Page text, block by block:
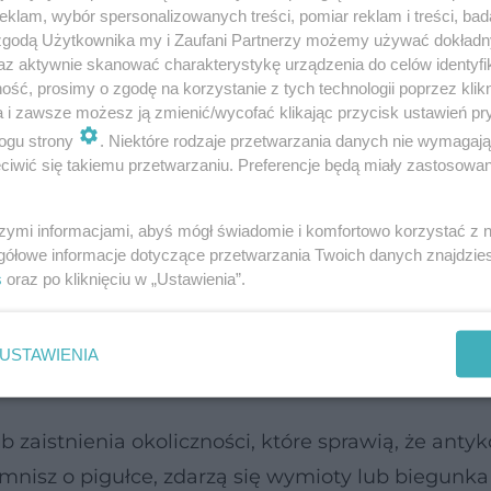
- A jak antykoncepcja
ale wybranie i zastosowanie jakiejś
przed rozpaczliwym pytaniem: o Boże czy
- trzeba zadziałać wcześniej:
dobrać pigułkę i zacząć ją zażywać. Gdy
ale też umieć użyć. Seksuologia zna przypadki
zastosowanie jest wysoce nieskuteczne.
dla młodzieży
zaistnienia okoliczności, które sprawią, że
o pigułce, zdarzą się wymioty lub
wybór spersonalizowanych treści, pomiar reklam i treści,
Użytkownika my i Zaufani Partnerzy możemy używać
aktywnie skanować charakterystykę urządzenia do celów
prosimy o zgodę na korzystanie z tych technologii poprzez
i zawsze możesz ją zmienić/wycofać klikając przycisk ustawień
strony
. Niektóre rodzaje przetwarzania danych nie
się takiemu przetwarzaniu. Preferencje będą miały
informacjami, abyś mógł świadomie i komfortowo korzystać z
informacje dotyczące przetwarzania Twoich danych
oraz po kliknięciu w „Ustawienia”.
USTAWIENIA